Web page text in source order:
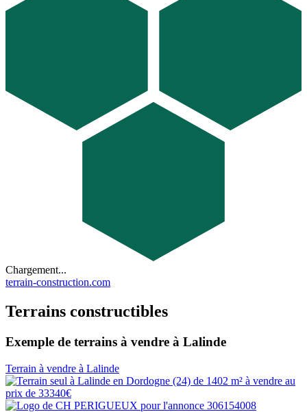
Chargement...
terrain-construction.com
Terrains constructibles
Exemple de terrains à vendre à Lalinde
Terrain à vendre à Lalinde